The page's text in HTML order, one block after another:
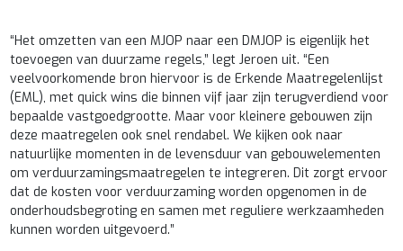
“Het omzetten van een MJOP naar een DMJOP is eigenlijk het
toevoegen van duurzame regels,” legt Jeroen uit. “Een
veelvoorkomende bron hiervoor is de Erkende Maatregelenlijst
(EML), met quick wins die binnen vijf jaar zijn terugverdiend voor
bepaalde vastgoedgrootte. Maar voor kleinere gebouwen zijn
deze maatregelen ook snel rendabel. We kijken ook naar
natuurlijke momenten in de levensduur van gebouwelementen
om verduurzamingsmaatregelen te integreren. Dit zorgt ervoor
dat de kosten voor verduurzaming worden opgenomen in de
onderhoudsbegroting en samen met reguliere werkzaamheden
kunnen worden uitgevoerd.”